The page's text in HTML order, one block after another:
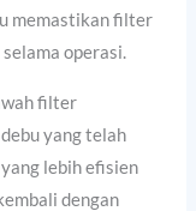
memastikan filter
operasi.
filter
yang telah
lebih efisien
dengan